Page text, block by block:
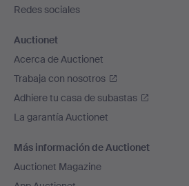
Redes sociales
Auctionet
Acerca de Auctionet
Trabaja con nosotros
Adhiere tu casa de subastas
La garantía Auctionet
Más información de Auctionet
Auctionet Magazine